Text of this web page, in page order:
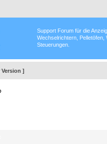
Support Forum für die
Wechselrichtern, Pelletöfen,
Steuerungen.
]